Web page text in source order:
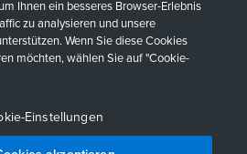
Español日本語
Ihnen ein besseres Browser-Erlebnis
zu analysieren und unsere
Wenn Sie diese Cookies
möchten, wählen Sie auf "Cookie-
Einstellungen